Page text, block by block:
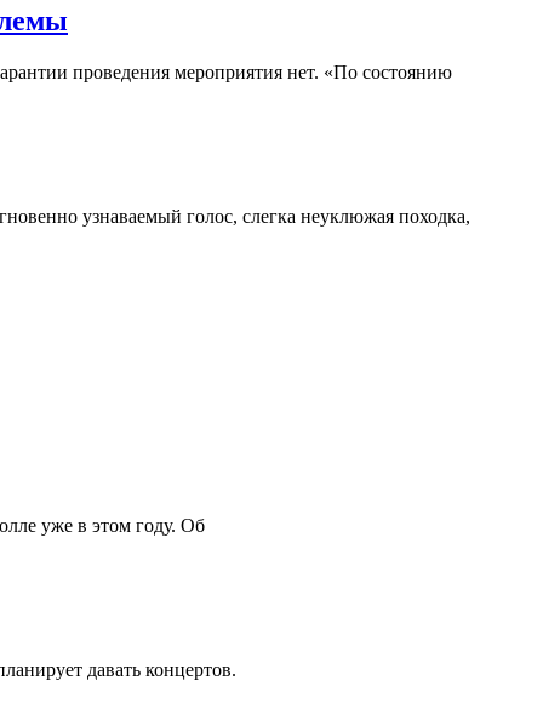
проведения мероприятия нет. «По состоянию
узнаваемый голос, слегка неуклюжая походка,
уже в этом году. Об
давать концертов.